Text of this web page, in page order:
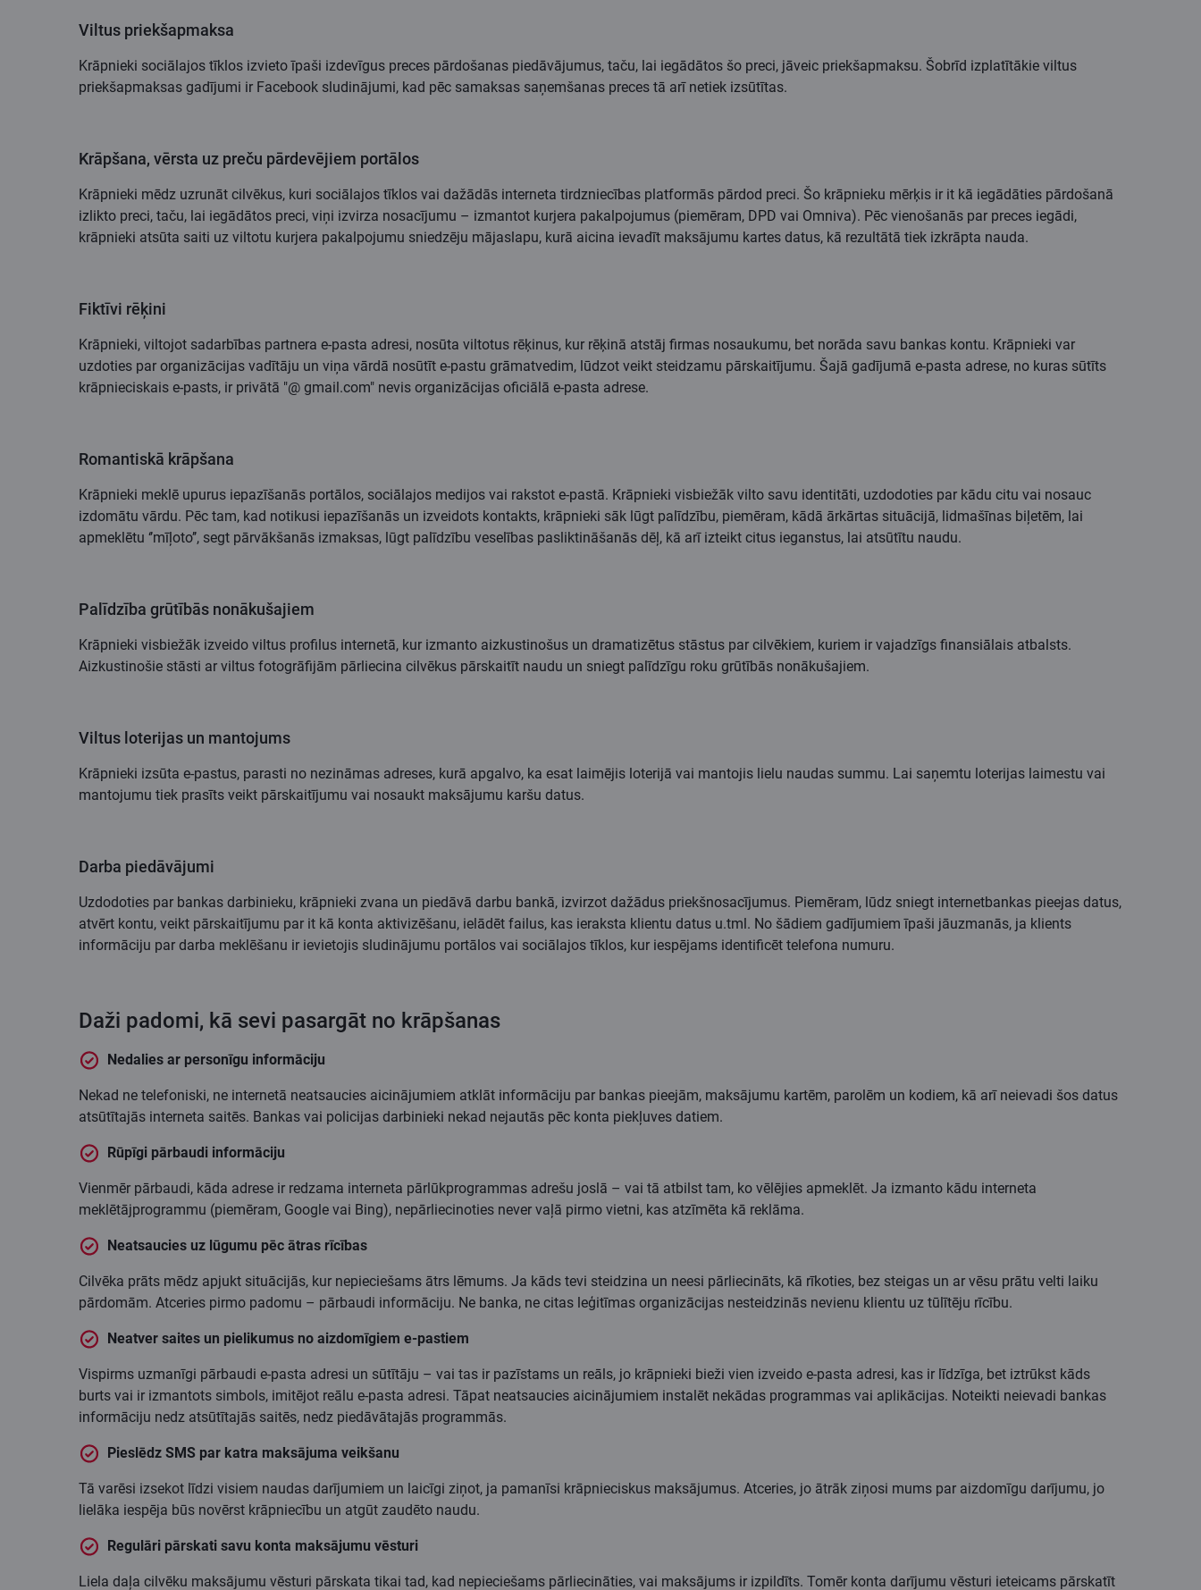
Viltus priekšapmaksa
Krāpnieki sociālajos tīklos izvieto īpaši izdevīgus preces pārdošanas piedāvājumus, taču, lai iegādātos šo preci, jāveic priekšapmaksu. Šobrīd izplatītākie viltus
priekšapmaksas gadījumi ir Facebook sludinājumi, kad pēc samaksas saņemšanas preces tā arī netiek izsūtītas.
Krāpšana, vērsta uz preču pārdevējiem portālos
Krāpnieki mēdz uzrunāt cilvēkus, kuri sociālajos tīklos vai dažādās interneta tirdzniecības platformās pārdod preci. Šo krāpnieku mērķis ir it kā iegādāties pārdošanā
izlikto preci, taču, lai iegādātos preci, viņi izvirza nosacījumu – izmantot kurjera pakalpojumus (piemēram, DPD vai Omniva). Pēc vienošanās par preces iegādi,
krāpnieki atsūta saiti uz viltotu kurjera pakalpojumu sniedzēju mājaslapu, kurā aicina ievadīt maksājumu kartes datus, kā rezultātā tiek izkrāpta nauda.
Fiktīvi rēķini
Krāpnieki, viltojot sadarbības partnera e-pasta adresi, nosūta viltotus rēķinus, kur rēķinā atstāj firmas nosaukumu, bet norāda savu bankas kontu. Krāpnieki var
uzdoties par organizācijas vadītāju un viņa vārdā nosūtīt e-pastu grāmatvedim, lūdzot veikt steidzamu pārskaitījumu. Šajā gadījumā e-pasta adrese, no kuras sūtīts
krāpnieciskais e-pasts, ir privātā "@ gmail.com" nevis organizācijas oficiālā e-pasta adrese.
Romantiskā krāpšana
Krāpnieki meklē upurus iepazīšanās portālos, sociālajos medijos vai rakstot e-pastā. Krāpnieki visbiežāk vilto savu identitāti, uzdodoties par kādu citu vai nosauc
izdomātu vārdu. Pēc tam, kad notikusi iepazīšanās un izveidots kontakts, krāpnieki sāk lūgt palīdzību, piemēram, kādā ārkārtas situācijā, lidmašīnas biļetēm, lai
apmeklētu ‘’mīļoto’’, segt pārvākšanās izmaksas, lūgt palīdzību veselības pasliktināšanās dēļ, kā arī izteikt citus ieganstus, lai atsūtītu naudu.
Palīdzība grūtībās nonākušajiem
Krāpnieki visbiežāk izveido viltus profilus internetā, kur izmanto aizkustinošus un dramatizētus stāstus par cilvēkiem, kuriem ir vajadzīgs finansiālais atbalsts.
Aizkustinošie stāsti ar viltus fotogrāfijām pārliecina cilvēkus pārskaitīt naudu un sniegt palīdzīgu roku grūtībās nonākušajiem.
Viltus loterijas un mantojums
Krāpnieki izsūta e-pastus, parasti no nezināmas adreses, kurā apgalvo, ka esat laimējis loterijā vai mantojis lielu naudas summu. Lai saņemtu loterijas laimestu vai
mantojumu tiek prasīts veikt pārskaitījumu vai nosaukt maksājumu karšu datus.
Darba piedāvājumi
Uzdodoties par bankas darbinieku, krāpnieki zvana un piedāvā darbu bankā, izvirzot dažādus priekšnosacījumus. Piemēram, lūdz sniegt internetbankas pieejas datus,
atvērt kontu, veikt pārskaitījumu par it kā konta aktivizēšanu, ielādēt failus, kas ieraksta klientu datus u.tml. No šādiem gadījumiem īpaši jāuzmanās, ja klients
informāciju par darba meklēšanu ir ievietojis sludinājumu portālos vai sociālajos tīklos, kur iespējams identificēt telefona numuru.
Daži padomi, kā sevi pasargāt no krāpšanas
Nedalies ar personīgu informāciju
Nekad ne telefoniski, ne internetā neatsaucies aicinājumiem atklāt informāciju par bankas pieejām, maksājumu kartēm, parolēm un kodiem, kā arī neievadi šos datus
atsūtītajās interneta saitēs. Bankas vai policijas darbinieki nekad nejautās pēc konta piekļuves datiem.
Rūpīgi pārbaudi informāciju
Vienmēr pārbaudi, kāda adrese ir redzama interneta pārlūkprogrammas adrešu joslā – vai tā atbilst tam, ko vēlējies apmeklēt. Ja izmanto kādu interneta
meklētājprogrammu (piemēram, Google vai Bing), nepārliecinoties never vaļā pirmo vietni, kas atzīmēta kā reklāma.
Neatsaucies uz lūgumu pēc ātras rīcības
Cilvēka prāts mēdz apjukt situācijās, kur nepieciešams ātrs lēmums. Ja kāds tevi steidzina un neesi pārliecināts, kā rīkoties, bez steigas un ar vēsu prātu velti laiku
pārdomām. Atceries pirmo padomu – pārbaudi informāciju. Ne banka, ne citas leģitīmas organizācijas nesteidzinās nevienu klientu uz tūlītēju rīcību.
Neatver saites un pielikumus no aizdomīgiem e-pastiem
Vispirms uzmanīgi pārbaudi e-pasta adresi un sūtītāju – vai tas ir pazīstams un reāls, jo krāpnieki bieži vien izveido e-pasta adresi, kas ir līdzīga, bet iztrūkst kāds
burts vai ir izmantots simbols, imitējot reālu e-pasta adresi. Tāpat neatsaucies aicinājumiem instalēt nekādas programmas vai aplikācijas. Noteikti neievadi bankas
informāciju nedz atsūtītajās saitēs, nedz piedāvātajās programmās.
Pieslēdz SMS par katra maksājuma veikšanu
Tā varēsi izsekot līdzi visiem naudas darījumiem un laicīgi ziņot, ja pamanīsi krāpnieciskus maksājumus. Atceries, jo ātrāk ziņosi mums par aizdomīgu darījumu, jo
lielāka iespēja būs novērst krāpniecību un atgūt zaudēto naudu.
Regulāri pārskati savu konta maksājumu vēsturi
Liela daļa cilvēku maksājumu vēsturi pārskata tikai tad, kad nepieciešams pārliecināties, vai maksājums ir izpildīts. Tomēr konta darījumu vēsturi ieteicams pārskatīt